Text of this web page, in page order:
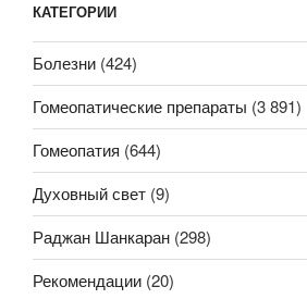
КАТЕГОРИИ
Болезни (424)
Гомеопатические препараты (3 891)
Гомеопатия (644)
Духовный свет (9)
Раджан Шанкаран (298)
Рекомендации (20)